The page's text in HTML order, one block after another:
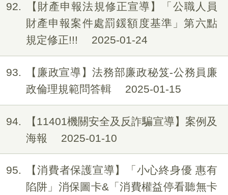
92
【財產申報法規修正宣導】「公職人員
財產申報案件處罰鍰額度基準」第六點
規定修正!!!
2025-01-24
93
【廉政宣導】法務部廉政秘笈-公務員廉
政倫理規範問答輯
2025-01-15
94
【11401機關安全及反詐騙宣導】案例及
海報
2025-01-10
95
【消費者保護宣導】「小心終身優 惠有
陷阱」消保圖卡&「消費權益停看聽無卡